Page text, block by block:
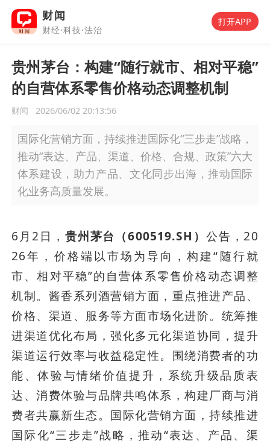
财闻
财经·科技·法治
打开APP
贵州茅台：构建“随行就市、相对平稳”
的自营体系零售价格动态调整机制
财闻 2026/06/02 20:13:56
国际化营销方面，持续推进国际化“三步走”战略，
推动“表达、产品、渠道、价格、合规、政策”六大
体系建设，助力产品、文化同步出海，推动国际
化业务高质量发展。
6月2日， 贵州茅台（600519.SH） 公告，20
26年，价格端以市场为导向，构建“随行就
市、相对平稳”的自营体系零售价格动态调整
机制。酱香系列酒营销方面，重点推进产品、
价格、渠道、服务等方面市场化进阶。统筹推
进渠道优化布局，强化多元化渠道协同，提升
渠道运行效率与收益稳定性。围绕消费者的功
能、体验与情绪价值提升，系统升级品质表
达、消费体验与品牌共鸣体系，构建厂商与消
费者共赢新生态。国际化营销方面，持续推进
国际化“三步走”战略，推动“表达、产品、渠